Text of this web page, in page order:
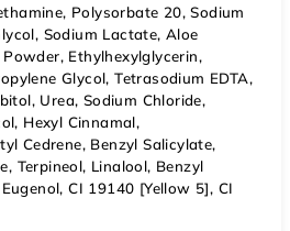
Polysorbate 20, Sodium
Sodium Lactate, Aloe
Ethylhexylglycerin,
Glycol, Tetrasodium EDTA,
Urea, Sodium Chloride,
Hexyl Cinnamal,
Cedrene, Benzyl Salicylate,
Terpineol, Linalool, Benzyl
CI 19140 [Yellow 5], CI